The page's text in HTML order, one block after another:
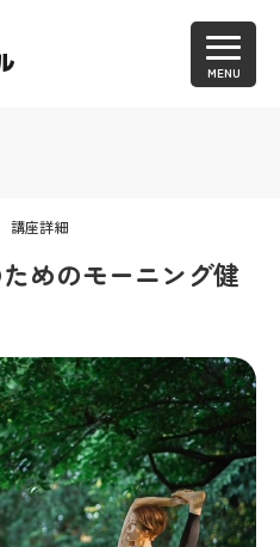
MENU
講座詳細
ためのモーニング健